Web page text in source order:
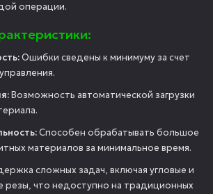
операции.
Ошибки сведены к минимуму за счет
Возможность автоматической загрузки
Способен обрабатывать большое
материалов за минимальное время.
сложных задач, включая угловые и
резы, что недоступно на традиционных